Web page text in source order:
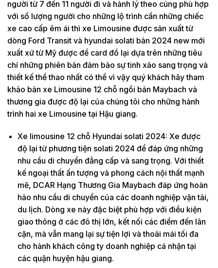
người từ 7 đến 11 người đi và hành lý theo cùng phù hợp
với số lượng người cho những lộ trình cần những chiếc
xe cao cấp êm ái thì xe Limousine được sản xuất từ
dòng Ford Transit và hyundai solati bản 2024 new mới
xuất xứ từ Mỹ được đề card đồ lại dựa trên những tiêu
chí những phiên bản đảm bảo sự tinh xảo sang trọng và
thiết kế thể thao nhất có thể vì vậy quý khách hãy tham
khảo bản xe Limousine 12 chỗ ngồi bản Maybach và
thương gia được độ lại của chúng tôi cho những hành
trình hai xe Limousine tại Hậu giang.
Xe limousine 12 chỗ Hyundai solati 2024: Xe được
độ lại từ phương tiện solati 2024 để đáp ứng những
nhu cầu di chuyển đẳng cấp và sang trọng. Với thiết
kế ngoại thất ấn tượng và phong cách nội thất mạnh
mẽ, DCAR Hạng Thương Gia Maybach đáp ứng hoàn
hảo nhu cầu di chuyển của các doanh nghiệp vận tải,
du lịch. Dòng xe này đặc biệt phù hợp với điều kiện
giao thông ở các đô thị lớn, kết nối các điểm đến lân
cận, mà vẫn mang lại sự tiện lợi và thoải mái tối đa
cho hành khách công ty doanh nghiệp cá nhận tại
các quận huyện hậu giang.